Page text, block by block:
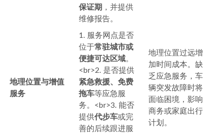
保证期 ，并提供
维修报告。
地理位置与增值
服务
1. 服务网点是否
位于常驻城市或
便捷可达区域。
<br>2. 是否提供
紧急救援、免费
拖车等应急服
务。<br>3. 能否
提供代步车或完
善的后续跟进服
地理位置过远增
加时间成本。缺
乏应急服务，车
辆突发故障时将
面临困境，影响
商务或家庭出行
计划。